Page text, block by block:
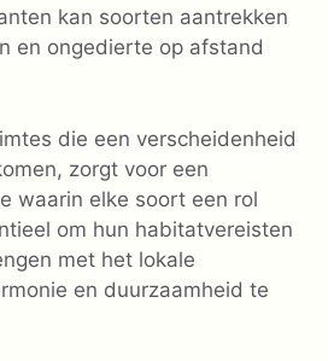
kan soorten aantrekken
en ongedierte op afstand
die een verscheidenheid
zorgt voor een
waarin elke soort een rol
om hun habitatvereisten
met het lokale
en duurzaamheid te